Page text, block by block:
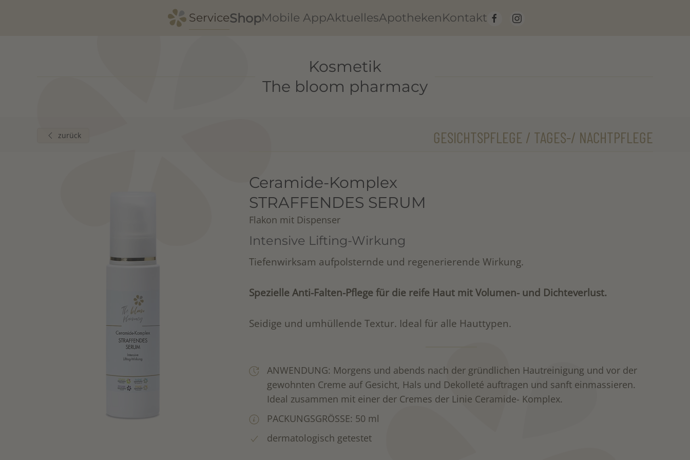
ServiceShopMobile AppAktuellesApothekenKontakt
Kosmetik
The bloom pharmacy
zurück GESICHTSPFLEGE / TAGES-/ NACHTPFLEGE
Ceramide-Komplex
STRAFFENDES SERUM
Flakon mit Dispenser
Intensive Lifting-Wirkung
Tiefenwirksam aufpolsternde und regenerierende Wirkung.
Spezielle Anti-Falten-Pflege für die reife Haut mit Volumen- und Dichteverlust.
Seidige und umhüllende Textur. Ideal für alle Hauttypen.
ANWENDUNG: Morgens und abends nach der gründlichen Hautreinigung und vor der
gewohnten Creme auf Gesicht, Hals und Dekolleté auftragen und sanft einmassieren.
Ideal zusammen mit einer der Cremes der Linie Ceramide- Komplex.
PACKUNGSGRÖSSE: 50 ml
dermatologisch getestet